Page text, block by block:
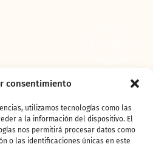
consentimiento
utilizamos tecnologías como las
a la información del dispositivo. El
nos permitirá procesar datos como
o las identificaciones únicas en este